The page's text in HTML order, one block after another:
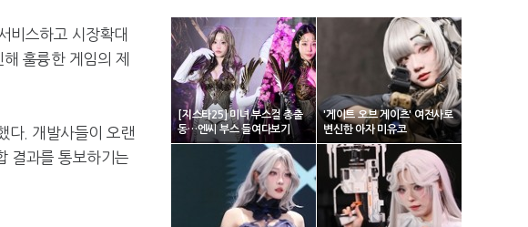
비스하고 시장확대
훌륭한 게임의 제
다. 개발사들이 오랜
결과를 통보하기는
[지스타25] 미녀 부스걸 총출
동…엔씨 부스 들여다보기
'게이트 오브 게이츠' 여전사로
변신한 아자 미유코